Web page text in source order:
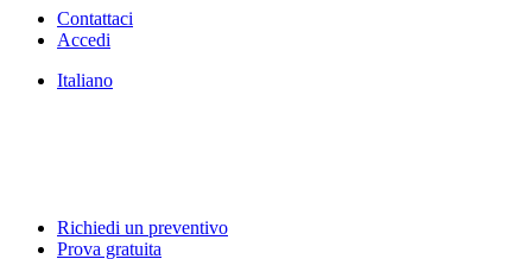
Contattaci
Accedi
Italiano
Richiedi un preventivo
Prova gratuita